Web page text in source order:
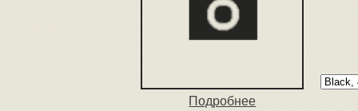
Подробнее